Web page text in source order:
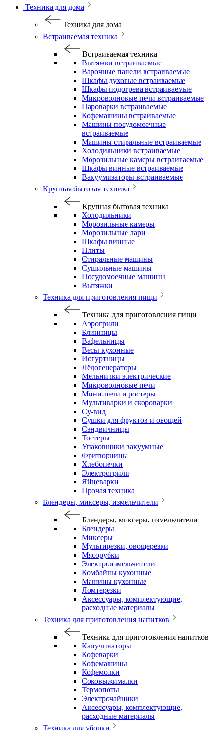
Техника для дома
Техника для дома
Встраиваемая техника
Встраиваемая техника
Вытяжки встраиваемые
Варочные панели встраиваемые
Шкафы духовые встраиваемые
Шкафы подогрева встраиваемые
Микроволновые печи встраиваемые
Пароварки встраиваемые
Кофемашины встраиваемые
Машины посудомоечные
встраиваемые
Машины стиральные встраиваемые
Холодильники встраиваемые
Морозильные камеры встраиваемые
Шкафы винные встраиваемые
Вакуумизаторы встраиваемые
Крупная бытовая техника
Крупная бытовая техника
Холодильники
Морозильные камеры
Морозильные лари
Шкафы винные
Плиты
Стиральные машины
Сушильные машины
Посудомоечные машины
Вытяжки
Техника для приготовления пищи
Техника для приготовления пищи
Аэрогрили
Блинницы
Вафельницы
Весы кухонные
Йогуртницы
Лёдогенераторы
Мельнички электрические
Микроволновые печи
Мини-печи и ростеры
Мультиварки и скороварки
Су-вид
Сушки для фруктов и овощей
Сэндвичницы
Тостеры
Упаковщики вакуумные
Фритюрницы
Хлебопечки
Электрогрили
Яйцеварки
Прочая техника
Блендеры, миксеры, измельчители
Блендеры, миксеры, измельчители
Блендеры
Миксеры
Мультирезки, овощерезки
Мясорубки
Электроизмельчители
Комбайны кухонные
Машины кухонные
Ломтерезки
Аксессуары, комплектующие,
расходные материалы
Техника для приготовления напитков
Техника для приготовления напитков
Капучинаторы
Кофеварки
Кофемашины
Кофемолки
Соковыжималки
Термопоты
Электрочайники
Аксессуары, комплектующие,
расходные материалы
Техника для уборки